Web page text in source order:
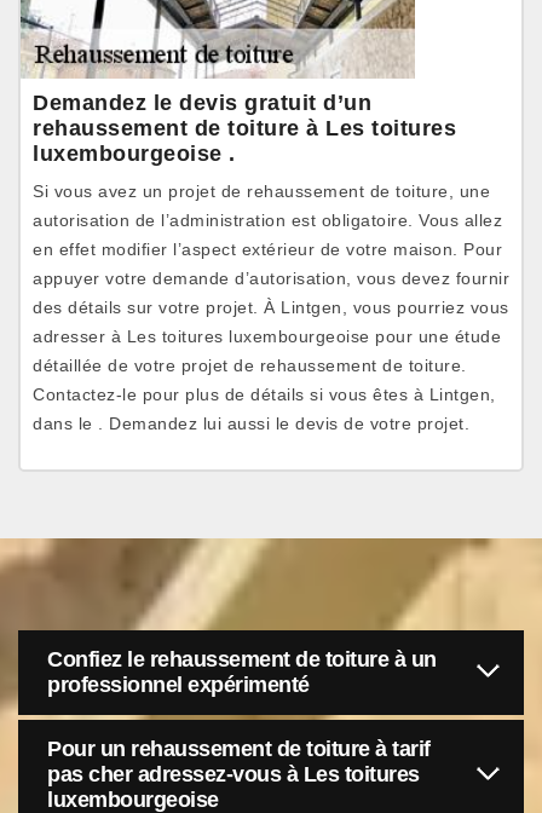
Demandez le devis gratuit d’un
rehaussement de toiture à Les toitures
luxembourgeoise .
Si vous avez un projet de rehaussement de toiture, une
autorisation de l’administration est obligatoire. Vous allez
en effet modifier l’aspect extérieur de votre maison. Pour
appuyer votre demande d’autorisation, vous devez fournir
des détails sur votre projet. À Lintgen, vous pourriez vous
adresser à Les toitures luxembourgeoise pour une étude
détaillée de votre projet de rehaussement de toiture.
Contactez-le pour plus de détails si vous êtes à Lintgen,
dans le . Demandez lui aussi le devis de votre projet.
Confiez le rehaussement de toiture à un
professionnel expérimenté
Pour un rehaussement de toiture à tarif
pas cher adressez-vous à Les toitures
luxembourgeoise